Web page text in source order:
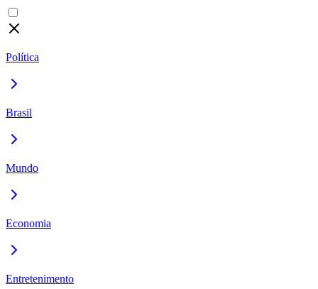
Política
Brasil
Mundo
Economia
Entretenimento